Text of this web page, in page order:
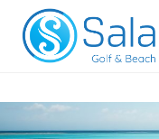
Saltar
contenido
Salado Golf